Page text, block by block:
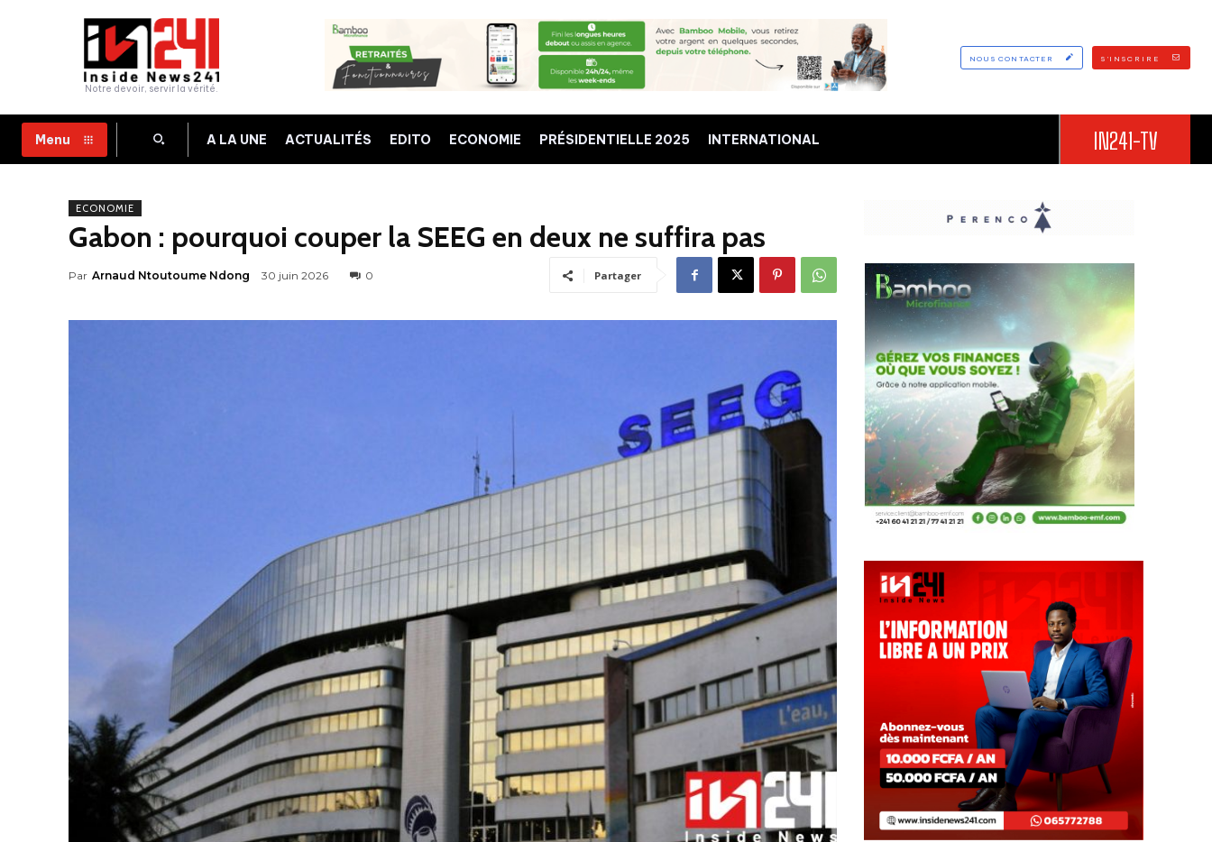
Notre devoir, servir la vérité.
NOUS CONTACTER S'INSCRIRE
Menu A LA UNE ACTUALITÉS EDITO ECONOMIE PRÉSIDENTIELLE 2025 INTERNATIONAL IN241-TV
ECONOMIE
Gabon : pourquoi couper la SEEG en deux ne suffira pas
Par Arnaud Ntoutoume Ndong 30 juin 2026 0 Partager